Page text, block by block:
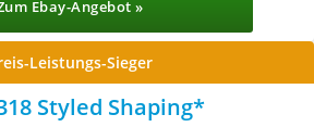
Ebay-Angebot »
Leistungs-Sieger
Styled Shaping